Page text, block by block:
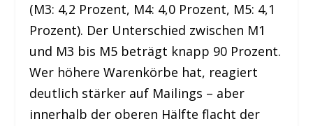
(M3: 4,2 Prozent, M4: 4,0 Prozent, M5: 4,1
Prozent). Der Unterschied zwischen M1
und M3 bis M5 beträgt knapp 90 Prozent.
Wer höhere Warenkörbe hat, reagiert
deutlich stärker auf Mailings – aber
innerhalb der oberen Hälfte flacht der